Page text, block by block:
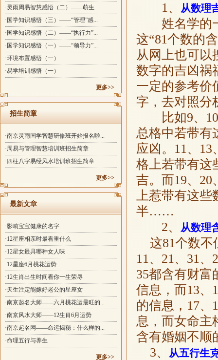
·灵雨周易智慧感悟（二）——萌生
·国学知识感悟（三）——“管理”感...
·国学知识感悟（二）——“执行力”...
·国学知识感悟（一）——“领导力”...
·环境布置感悟（一）
·易学培训感悟（一）
更多>>
招生简章
·南京灵雨国学智慧研修班开始报名啦...
·周易与管理智慧培训班招生简章
·四柱八字易经风水培训班招生简章
更多>>
最新文章
·影响宝宝健康的名字
·12星座相亲时最看重什么
·12星女最具哪种女人味
·12星座6月桃花运势
·12生肖出生时间看你一生荣辱
·天生注定能嫁好老公的星座女
·南京起名大师——六月桃花运最旺的...
·南京风水大师——12生肖6月运势
·南京起名网——命运揭秘：什么样的...
·命理五行与养生
更多>>
1、
从数理
姓名学的一
这“81个数的
从网上也可以
数字的吉凶祸
一定的参考价
字，去对照分
比如9、10
总格中若带有
应凶。11、13
格上若带有这
吉。而19、20
上惹带有这些
半……
2、
从数理
这81个数不
11、21、31
35都含有财富
信息，而13、
的信息，17、
息，而女命主
含有婚姻不顺
3、
从五行生